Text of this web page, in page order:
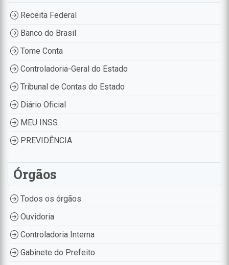
Receita Federal
Banco do Brasil
Tome Conta
Controladoria-Geral do Estado
Tribunal de Contas do Estado
Diário Oficial
MEU INSS
PREVIDÊNCIA
Órgãos
Todos os órgãos
Ouvidoria
Controladoria Interna
Gabinete do Prefeito